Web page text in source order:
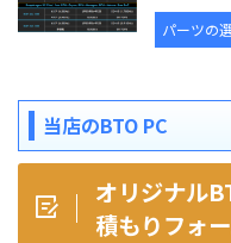
パーツの
当店のBTO PC
オリジナル
積もりフォ